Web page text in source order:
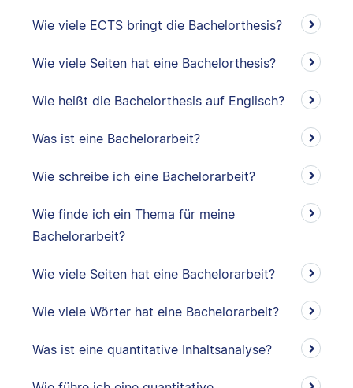
Wie viele ECTS bringt die Bachelorthesis?
Wie viele Seiten hat eine Bachelorthesis?
Wie heißt die Bachelorthesis auf Englisch?
Was ist eine Bachelorarbeit?
Wie schreibe ich eine Bachelorarbeit?
Wie finde ich ein Thema für meine
Bachelorarbeit?
Wie viele Seiten hat eine Bachelorarbeit?
Wie viele Wörter hat eine Bachelorarbeit?
Was ist eine quantitative Inhaltsanalyse?